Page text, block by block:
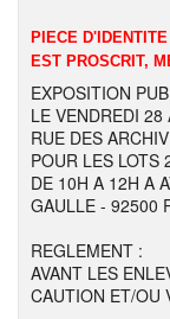
PIECE
EST PROSCRIT,
EXPOSITION
LE VENDREDI
RUE DES
POUR LES LOTS
DE 10H A 12H A
GAULLE - 92500
REGLEMENT :
AVANT LES
CAUTION ET/OU